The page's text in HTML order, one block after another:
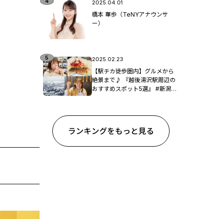
2025.04.01
橋本 華歩（TeNYアナウンサ
ー）
2025.02.23
【駅チカ徒歩圏内】グルメから
絶景まで♪ 『越後湯沢駅周辺の
おすすめスポット5選』 #新潟観
ランキングをもっと見る